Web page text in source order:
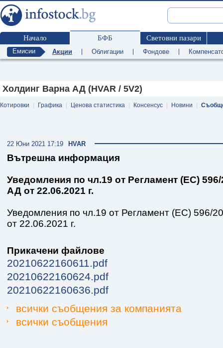
Начало БФБ Световни пазари
Емисии Акции Облигации Фондове
Холдинг Варна АД (HVAR / 5V2)
Котировки Графика Ценова статистика Консенсус Новини
HVAR
22 Юни 2021 17:19
Вътрешна информация
Уведомления по чл.19 от Регламент (ЕС)
АД от 22.06.2021 г.
Уведомления по чл.19 от Регламент (ЕС) 596/
от 22.06.2021 г.
Прикачени файлове
20210622160611.pdf
20210622160624.pdf
20210622160636.pdf
всички съобщения за компанията
всички съобщения